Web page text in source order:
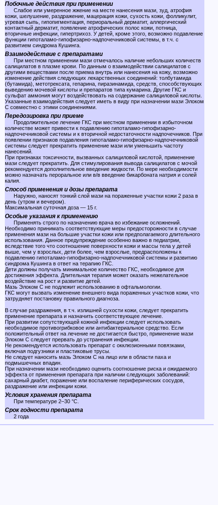
Побочные действия при применении
Слабое или умеренное жжение на месте нанесения мази, зуд, атрофия
кожи, шелушение, раздражение, мацерация кожи, сухость кожи, фолликулит,
угревая сыпь, гипопигментация, периоральный дерматит, аллергический
контактный дерматит, появление атрофических полос кожи, потница,
вторичные инфекции, гипертрихоз. У детей, кроме этого, возможно подавление
функции гипоталамо-гипофизарно-надпочечниковой системы, в т.ч. с
развитием синдрома Кушинга.
Взаимодействие с препаратами
При местном применении мази отмечалось наличие небольших количеств
салицилатов в плазме крови. По данным о взаимодействии салицилатов с
другими веществами после приема внутрь или нанесения на кожу, возможно
изменение действия следующих лекарственных соединений: толбутамида
(бутамида), метотрексата, гепарина, пиразинамида, средств, способствующих
выведению мочевой кислоты и препаратов типа кумарина. Другие ГКС и
сульфат аммония могут воздействовать на содержание салициловой кислоты.
Указанные взаимодействия следует иметь в виду при назначении мази Элоком
С совместно с этими соединениями.
Передозировка при приеме
Продолжительное лечение ГКС при местном применении в избыточном
количестве может привести к подавлению гипоталамо-гипофизарно-
надпочечниковой системы и к вторичной недостаточности надпочечников. При
появлении признаков подавления гипоталамо-гипофизарно-надпочечниковой
системы следует прекратить применение мази или уменьшить частоту
нанесений.
При признаках токсичности, вызванных салициловой кислотой, применение
мази следует прекратить. Для стимулирования вывода салицилатов с мочой
рекомендуется дополнительное введение жидкости. По мере необходимости
можно назначать пероральное или в/в введение бикарбоната натрия и солей
калия.
Способ применения и дозы препарата
Наружно, наносят тонкий слой мази на пораженные участки кожи 2 раза в
день (утром и вечером).
Максимальная суточная доза — 15 г.
Особые указания к применению
Применять строго по назначению врача во избежание осложнений.
Необходимо принимать соответствующие меры предосторожности в случае
применения мази на большие участки кожи или предполагаемого длительного
использования. Данное предупреждение особенно важно в педиатрии,
вследствие того что соотношение поверхности кожи и массы тела у детей
выше, чем у взрослых, дети более, чем взрослые, предрасположены к
подавлению гипоталамо-гипофизарно-надпочечниковой системы и развитию
синдрома Кушинга в ответ на терапию ГКС.
Дети должны получать минимальное количество ГКС, необходимое для
достижения эффекта. Длительная терапия может оказать нежелательное
воздействие на рост и развитие детей.
Мазь Элоком С не подлежит использованию в офтальмологии.
ГКС могут вызвать изменение внешнего вида пораженных участков кожи, что
затрудняет постановку правильного диагноза.
В случае раздражения, в т.ч. излишней сухости кожи, следует прекратить
применение препарата и назначить соответствующее лечение.
При развитии сопутствующей кожной инфекции следует использовать
необходимое противогрибковое или антибактериальное средство. Если
положительный ответ на лечение не достигается быстро, применение мази
Элоком С следует прервать до устранения инфекции.
Не рекомендуется использовать препарат с окклюзионными повязками,
включая подгузники и пластиковые трусы.
Не следует наносить мазь Элоком С на лицо или в области паха и
подмышечных впадин.
При назначении мази необходимо оценить соотношение риска и ожидаемого
эффекта от применения препарата при наличии следующих заболеваний:
сахарный диабет, поражение или воспаление периферических сосудов,
раздражение или инфекции кожи.
Условия хранения препарата
При температуре 2–30 °C.
Срок годности препарата
2 года